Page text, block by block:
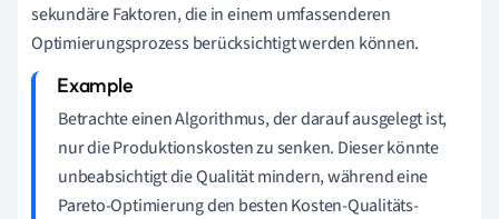
sekundäre Faktoren, die in einem umfassenderen
Optimierungsprozess berücksichtigt werden können.
Betrachte einen Algorithmus, der darauf ausgelegt ist,
nur die Produktionskosten zu senken. Dieser könnte
unbeabsichtigt die Qualität mindern, während eine
Pareto-Optimierung den besten Kosten-Qualitäts-